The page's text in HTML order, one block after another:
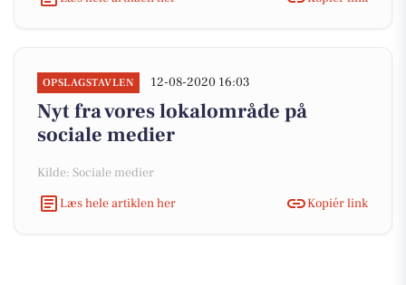
OPSLAGSTAVLEN 12-08-2020 16:03
Nyt fra vores lokalområde på
sociale medier
Kilde: Sociale medier
Læs hele artiklen her
Kopiér link